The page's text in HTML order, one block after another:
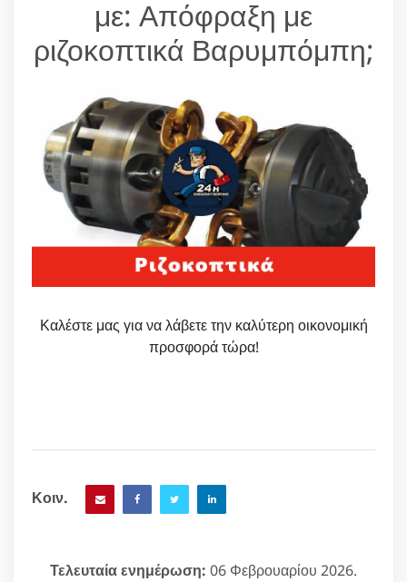
με: Απόφραξη με
ριζοκοπτικά Βαρυμπόμπη;
Καλέστε μας για να λάβετε την καλύτερη οικονομική
προσφορά τώρα!
Κοιν.
Τελευταία ενημέρωση: 06 Φεβρουαρίου 2026.